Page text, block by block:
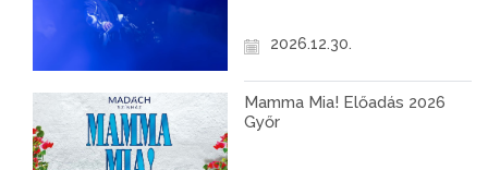
2026.12.30.
Mamma Mia! Előadás 2026
Győr